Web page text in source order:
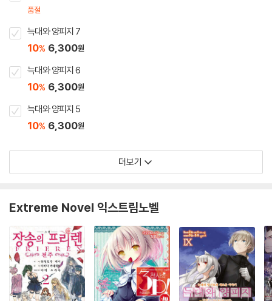
품절
늑대와 양피지 7
10% 6,300원
늑대와 양피지 6
10% 6,300원
늑대와 양피지 5
10% 6,300원
더보기
Extreme Novel 익스트림노벨